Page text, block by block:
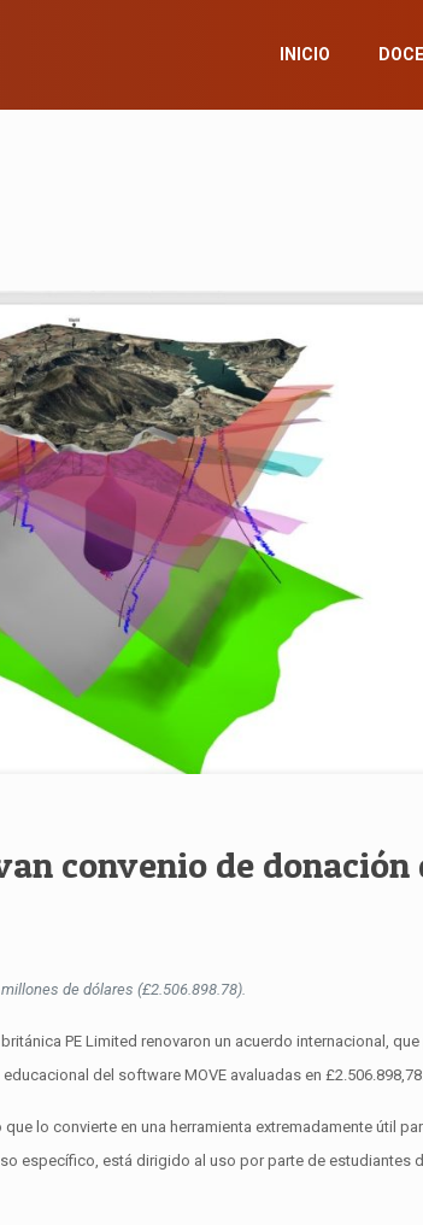
INICIO
convenio de donación
de dólares (£2.506.898.78).
PE Limited renovaron un acuerdo internacional, que
del software MOVE avaluadas en £2.506.898,78.
lo convierte en una herramienta extremadamente útil
específico, está dirigido al uso por parte de estudiantes